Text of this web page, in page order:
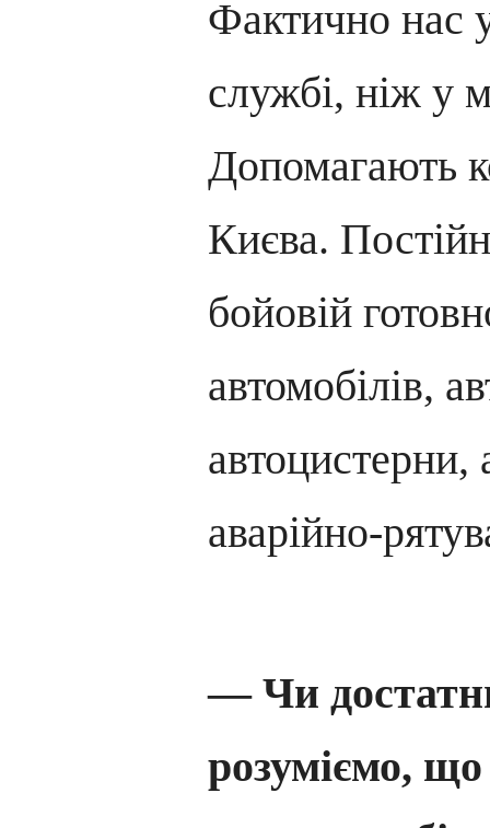
Фактично нас
службі, ніж у
Допомагають
Києва.
бойовій
автомобілів,
автоцистерни,
аварійно-
— Чи
розуміємо, що